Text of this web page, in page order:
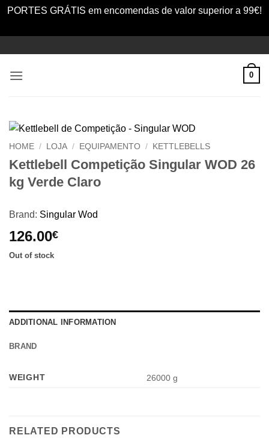
PORTES GRÁTIS em encomendas de valor superior a 99€!
content
0
HOME / LOJA / EQUIPAMENTO / KETTLEBELLS
Kettlebell Competição Singular WOD 26
kg Verde Claro
Brand: Singular Wod
126.00€
Out of stock
ADDITIONAL INFORMATION
BRAND
WEIGHT 26000 g
RELATED PRODUCTS